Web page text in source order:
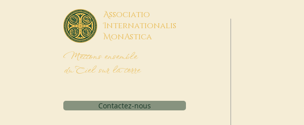
Associatio
Internationalis
MonAstica
Mettons ensemble
du Ciel sur la terre
Contactez-nous